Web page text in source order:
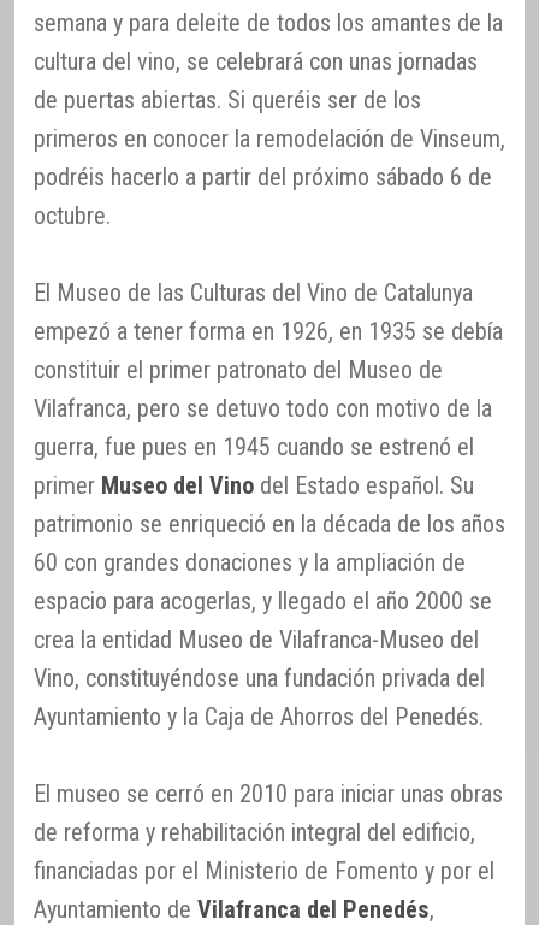
semana y para deleite de todos los amantes de la
cultura del vino, se celebrará con unas jornadas
de puertas abiertas. Si queréis ser de los
primeros en conocer la remodelación de Vinseum,
podréis hacerlo a partir del próximo sábado 6 de
octubre.
El Museo de las Culturas del Vino de Catalunya
empezó a tener forma en 1926, en 1935 se debía
constituir el primer patronato del Museo de
Vilafranca, pero se detuvo todo con motivo de la
guerra, fue pues en 1945 cuando se estrenó el
primer Museo del Vino del Estado español. Su
patrimonio se enriqueció en la década de los años
60 con grandes donaciones y la ampliación de
espacio para acogerlas, y llegado el año 2000 se
crea la entidad Museo de Vilafranca-Museo del
Vino, constituyéndose una fundación privada del
Ayuntamiento y la Caja de Ahorros del Penedés.
El museo se cerró en 2010 para iniciar unas obras
de reforma y rehabilitación integral del edificio,
financiadas por el Ministerio de Fomento y por el
Ayuntamiento de Vilafranca del Penedés,